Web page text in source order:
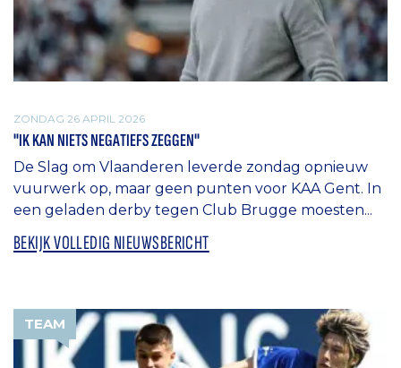
ZONDAG 26 APRIL 2026
"IK KAN NIETS NEGATIEFS ZEGGEN"
De Slag om Vlaanderen leverde zondag opnieuw
vuurwerk op, maar geen punten voor KAA Gent. In
een geladen derby tegen Club Brugge moesten...
BEKIJK VOLLEDIG NIEUWSBERICHT
TEAM